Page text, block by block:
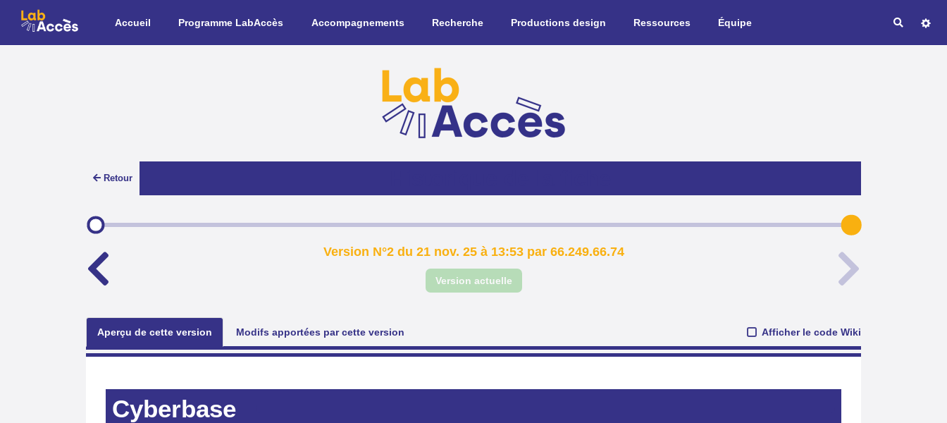
Aller au contenu principal
Accueil Programme LabAccès Accompagnements Recherche Productions design Ressources Équipe
Retour
Version N°2 du 21 nov. 25 à 13:53 par 66.249.66.74
Version actuelle
Aperçu de cette version Modifs apportées par cette version Afficher le code Wiki
Cyberbase